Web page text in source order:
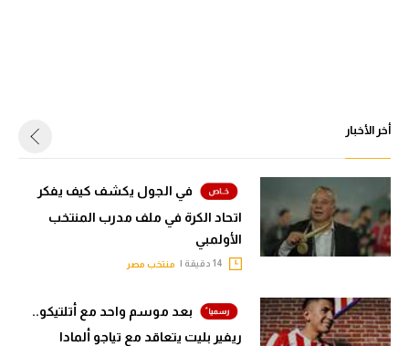
أخر الأخبار
في الجول يكشف كيف يفكر
اتحاد الكرة في ملف مدرب المنتخب
الأولمبي
منتخب مصر
بعد موسم واحد مع أتلتيكو..
ريفير بليت يتعاقد مع تياجو ألمادا